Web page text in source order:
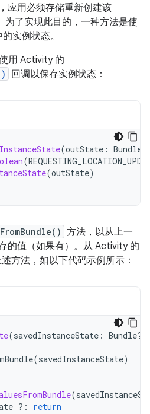
应用必须存储重新创建该
了实现此目的，一种方法是使
实例状态。
用 Activity 的
回调以保存实例状态：
(outState :
(
(outState)
方法，以从上一
的值（如果有）。从 Activity 的
方法，如以下代码示例所示：
(savedInstanceState : Bundle?)
(savedInstanceState)
(
?: return